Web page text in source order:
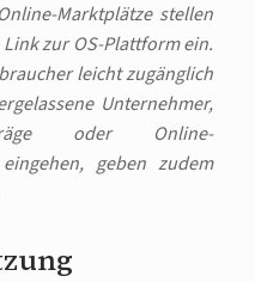
Marktplätze stellen
zur OS-Plattform ein.
leicht zugänglich
Unternehmer,
oder Online-
geben zudem